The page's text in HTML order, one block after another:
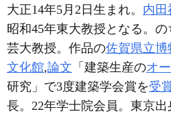
大正14年5月2日生まれ。 内田
昭和45年東大教授となる。
芸大教授。作品の佐賀県立博
文化館,論文 「建築生産のオ
研究」で3度建築学会賞を受
長。22年学士院会員。東京出